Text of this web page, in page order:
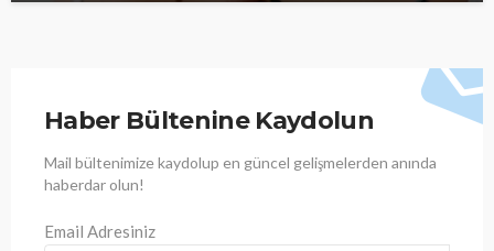
Haber Bültenine Kaydolun
Mail bültenimize kaydolup en güncel gelişmelerden anında
haberdar olun!
Email Adresiniz